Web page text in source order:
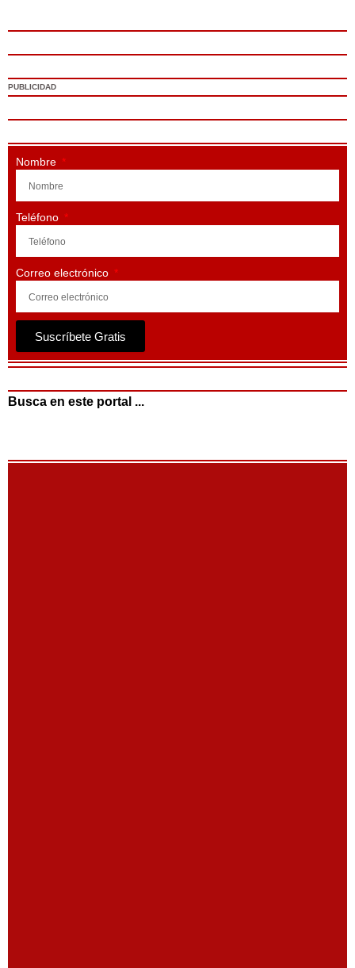
PUBLICIDAD
Nombre
Teléfono
Correo electrónico
Suscríbete Gratis
Busca en este portal ...